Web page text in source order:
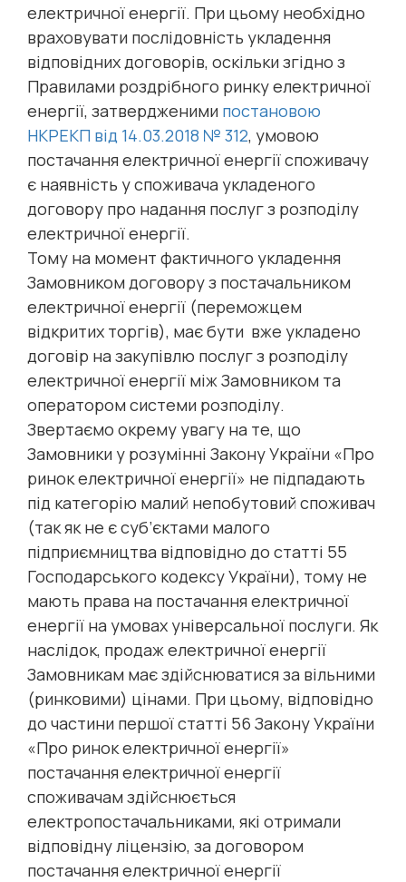
електричної енергії. При цьому необхідно
враховувати послідовність укладення
відповідних договорів, оскільки згідно з
Правилами роздрібного ринку електричної
енергії, затвердженими постановою
НКРЕКП від 14.03.2018 № 312, умовою
постачання електричної енергії споживачу
є наявність у споживача укладеного
договору про надання послуг з розподілу
електричної енергії.
Тому на момент фактичного укладення
Замовником договору з постачальником
електричної енергії (переможцем
відкритих торгів), має бути вже укладено
договір на закупівлю послуг з розподілу
електричної енергії між Замовником та
оператором системи розподілу.
Звертаємо окрему увагу на те, що
Замовники у розумінні Закону України «Про
ринок електричної енергії» не підпадають
під категорію малий непобутовий споживач
(так як не є суб’єктами малого
підприємництва відповідно до статті 55
Господарського кодексу України), тому не
мають права на постачання електричної
енергії на умовах універсальної послуги. Як
наслідок, продаж електричної енергії
Замовникам має здійснюватися за вільними
(ринковими) цінами. При цьому, відповідно
до частини першої статті 56 Закону України
«Про ринок електричної енергії»
постачання електричної енергії
споживачам здійснюється
електропостачальниками, які отримали
відповідну ліцензію, за договором
постачання електричної енергії